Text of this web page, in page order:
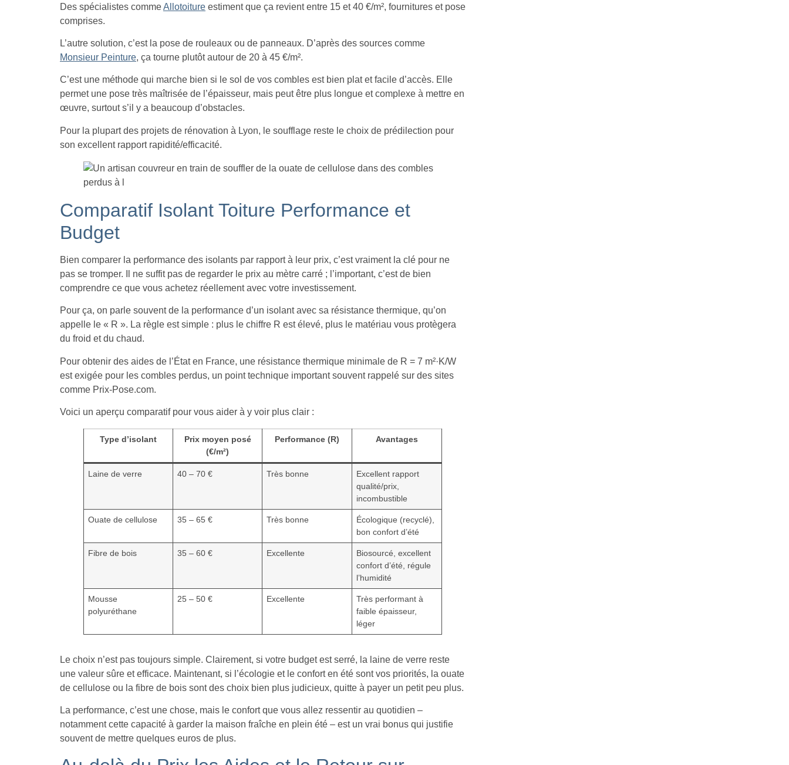
Des spécialistes commeAllotoiture estiment que ça revient entre 15 et 40 €/m², fournitures et pose
comprises.
L’autre solution, c’est la pose de rouleaux ou de panneaux. D’après des sources comme
Monsieur Peinture, ça tourne plutôt autour de 20 à 45 €/m².
C’est une méthode qui marche bien si le sol de vos combles est bien plat et facile d’accès. Elle
permet une pose très maîtrisée de l’épaisseur, mais peut être plus longue et complexe à mettre en
œuvre, surtout s’il y a beaucoup d’obstacles.
Pour la plupart des projets de rénovation à Lyon, le soufflage reste le choix de prédilection pour
son excellent rapport rapidité/efficacité.
Comparatif Isolant Toiture Performance et
Budget
Bien comparer la performance des isolants par rapport à leur prix, c’est vraiment la clé pour ne
pas se tromper. Il ne suffit pas de regarder le prix au mètre carré ; l’important, c’est de bien
comprendre ce que vous achetez réellement avec votre investissement.
Pour ça, on parle souvent de la performance d’un isolant avec sa résistance thermique, qu’on
appelle le « R ». La règle est simple : plus le chiffre R est élevé, plus le matériau vous protègera
du froid et du chaud.
Pour obtenir des aides de l’État en France, une résistance thermique minimale de R = 7 m²·K/W
est exigée pour les combles perdus, un point technique important souvent rappelé sur des sites
comme Prix-Pose.com.
Voici un aperçu comparatif pour vous aider à y voir plus clair :
Type d’isolant
Prix moyen posé
(€/m²)
Performance (R) Avantages
Laine de verre 40 – 70 € Très bonne
Excellent rapport
qualité/prix,
incombustible
Ouate de cellulose 35 – 65 € Très bonne
Écologique (recyclé),
bon confort d’été
Fibre de bois 35 – 60 € Excellente
Biosourcé, excellent
confort d’été, régule
l’humidité
Mousse
polyuréthane
25 – 50 € Excellente
Très performant à
faible épaisseur,
léger
Le choix n’est pas toujours simple. Clairement, si votre budget est serré, la laine de verre reste
une valeur sûre et efficace. Maintenant, si l’écologie et le confort en été sont vos priorités, la ouate
de cellulose ou la fibre de bois sont des choix bien plus judicieux, quitte à payer un petit peu plus.
La performance, c’est une chose, mais le confort que vous allez ressentir au quotidien –
notamment cette capacité à garder la maison fraîche en plein été – est un vrai bonus qui justifie
souvent de mettre quelques euros de plus.